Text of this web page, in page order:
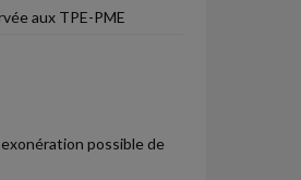
aux TPE-PME
possible de